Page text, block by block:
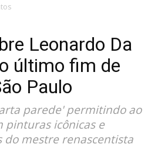
Leonardo Da
último fim de
Paulo
parede' permitindo ao
pinturas icônicas e
do mestre renascentista